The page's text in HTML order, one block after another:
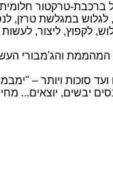
ברכבת-טרקטור
לגלוש במגלשת טרזן,
לקפוץ, ליצור, לעשות
המהממת והג'מבורי
סוכות ויותר –
יבשים, יוצאים...